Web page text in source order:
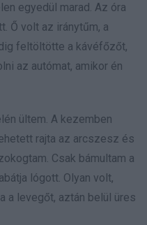
egyedül marad. Az óra
Ő volt az iránytűm, a
feltöltötte a kávéfőzőt,
az autómat, amikor én
ültem. A kezemben
rajta az arcszesz és
Csak bámultam a
lógott. Olyan volt,
a levegőt, aztán belül üres